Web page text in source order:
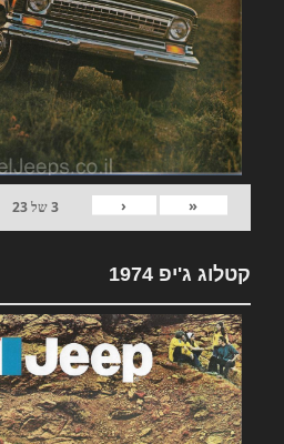
«
‹
3של23
קטלוג ג'יפ 1974